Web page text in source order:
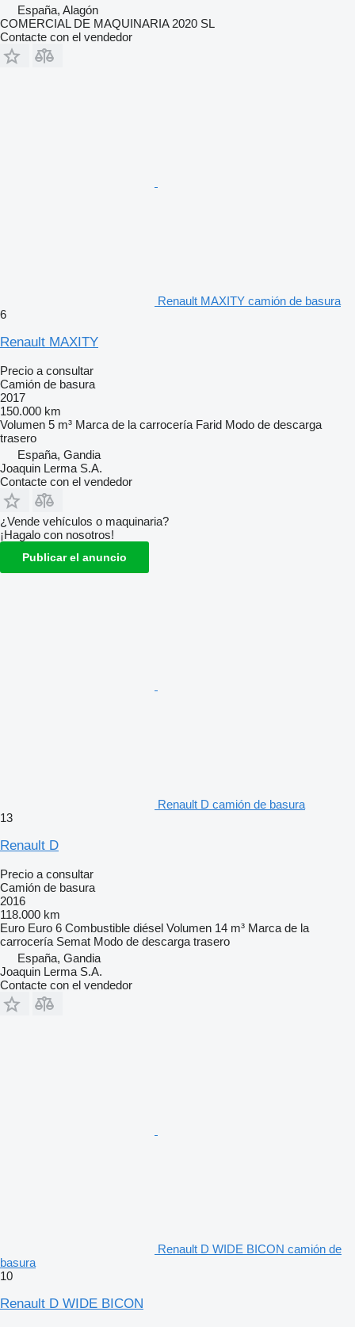
España, Alagón
COMERCIAL DE MAQUINARIA 2020 SL
Contacte con el vendedor
Renault MAXITY camión de basura
6
Renault MAXITY
Precio a consultar
Camión de basura
2017
150.000 km
Volumen 5 m³ Marca de la carrocería Farid Modo de descarga
trasero
España, Gandia
Joaquin Lerma S.A.
Contacte con el vendedor
¿Vende vehículos o maquinaria?
¡Hagalo con nosotros!
Publicar el anuncio
Renault D camión de basura
13
Renault D
Precio a consultar
Camión de basura
2016
118.000 km
Euro Euro 6 Combustible diésel Volumen 14 m³ Marca de la
carrocería Semat Modo de descarga trasero
España, Gandia
Joaquin Lerma S.A.
Contacte con el vendedor
Renault D WIDE BICON camión de
basura
10
Renault D WIDE BICON